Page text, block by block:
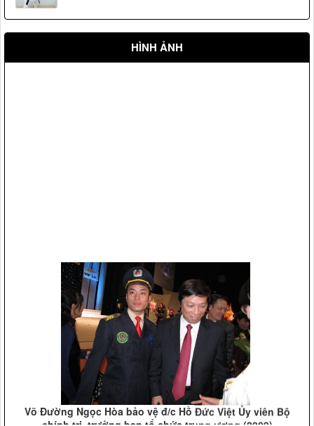
HÌNH ẢNH
Võ Đường Ngọc Hòa bảo vệ đ/c Hồ Đức Việt Ủy viên Bộ
chính trị, trưởng ban tổ chức trung ương (2009)